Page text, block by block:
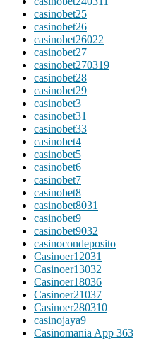
casinobet25
casinobet26
casinobet26022
casinobet27
casinobet270319
casinobet28
casinobet29
casinobet3
casinobet31
casinobet33
casinobet4
casinobet5
casinobet6
casinobet7
casinobet8
casinobet8031
casinobet9
casinobet9032
casinocondeposito
Casinoer12031
Casinoer13032
Casinoer18036
Casinoer21037
Casinoer280310
casinojaya9
Casinomania App 363